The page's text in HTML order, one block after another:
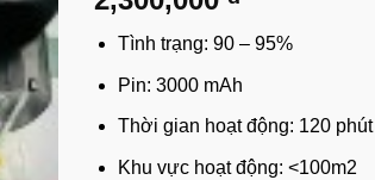
Tình trạng: 90 – 95%
Pin: 3000 mAh
Thời gian hoạt động: 120 phút
Khu vực hoạt động: <100m2